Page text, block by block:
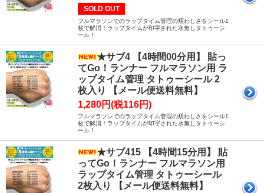
SOLD OUT
フルマラソンでのラップタイム管理の煩わしさをシール1
枚で解消！ラップタイムが印字された水無しタトゥーシ
ール！
★サブ4 【4時間00分用】 貼っ
てGo！ランナー フルマラソン用 ラ
ップタイム管理 タトゥーシール 2
枚入り 【メール便送料無料】
1,280円(税116円)
フルマラソンでのラップタイム管理の煩わしさをシール1
枚で解消！ラップタイムが印字された水無しタトゥーシ
ール！
★サブ415 【4時間15分用】 貼
ってGo！ランナー フルマラソン用
ラップタイム管理 タトゥーシール
2枚入り 【メール便送料無料】